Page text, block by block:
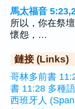
馬太福音
所以，你在祭
懷怨，…
鏈接 (Links)
哥林多前書
書 11:28 多種
西班牙人